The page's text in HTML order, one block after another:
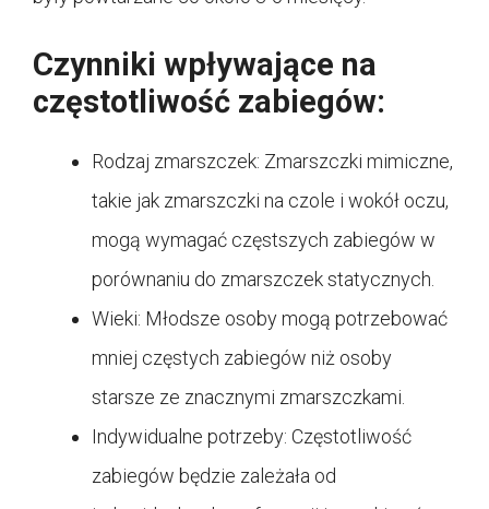
Czynniki wpływające na
częstotliwość zabiegów:
Rodzaj zmarszczek: Zmarszczki mimiczne,
takie jak zmarszczki na czole i wokół oczu,
mogą wymagać częstszych zabiegów w
porównaniu do zmarszczek statycznych.
Wieki: Młodsze osoby mogą potrzebować
mniej częstych zabiegów niż osoby
starsze ze znacznymi zmarszczkami.
Indywidualne potrzeby: Częstotliwość
zabiegów będzie zależała od